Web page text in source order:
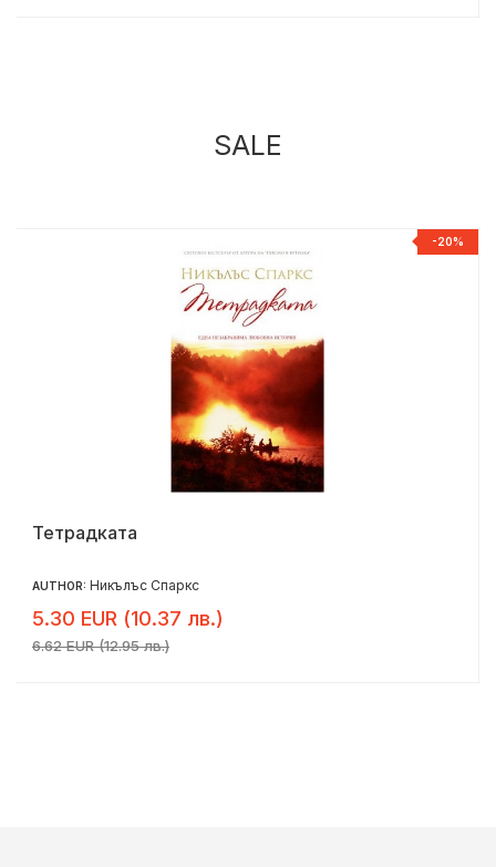
SALE
-20%
Тетрадката
AUTHOR: Никълъс Спаркс
5.30 EUR (10.37 лв.)
6.62 EUR (12.95 лв.)